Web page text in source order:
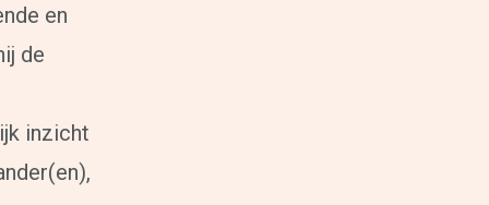
en
de
inzicht